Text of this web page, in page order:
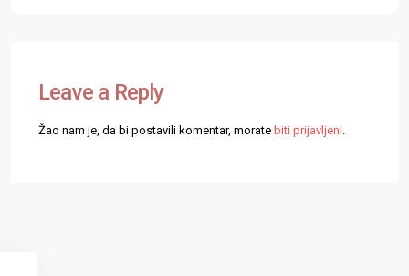
Leave a Reply
Žao nam je, da bi postavili komentar, morate biti prijavljeni.